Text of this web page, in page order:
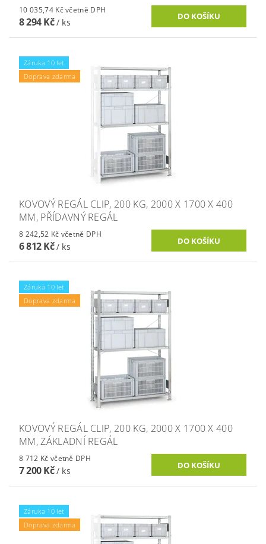
10 035,74 Kč včetně DPH
8 294 Kč/ ks
Záruka 10 let
Doprava zdarma
KOVOVÝ REGÁL CLIP, 200 KG, 2000 X 1700 X 400
MM, PŘÍDAVNÝ REGÁL
8 242,52 Kč včetně DPH
6 812 Kč/ ks
Záruka 10 let
Doprava zdarma
KOVOVÝ REGÁL CLIP, 200 KG, 2000 X 1700 X 400
MM, ZÁKLADNÍ REGÁL
8 712 Kč včetně DPH
7 200 Kč/ ks
Záruka 10 let
Doprava zdarma